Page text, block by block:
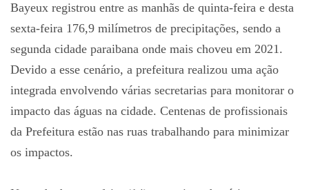
Bayeux registrou entre as manhãs de quinta-feira e desta
sexta-feira 176,9 milímetros de precipitações, sendo a
segunda cidade paraibana onde mais choveu em 2021.
Devido a esse cenário, a prefeitura realizou uma ação
integrada envolvendo várias secretarias para monitorar o
impacto das águas na cidade. Centenas de profissionais
da Prefeitura estão nas ruas trabalhando para minimizar
os impactos.